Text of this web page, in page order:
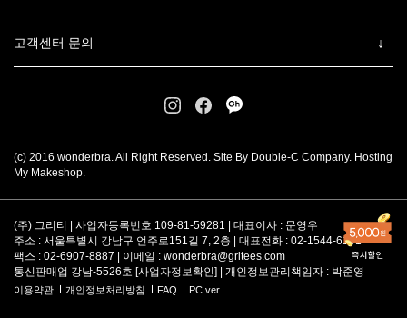
고객센터 문의
(c) 2016 wonderbra. All Right Reserved. Site By Double-C Company. Hosting
My Makeshop.
(주) 그리티 | 사업자등록번호 109-81-59281 | 대표이사 : 문영우
주소 : 서울특별시 강남구 언주로151길 7, 2층 | 대표전화 : 02-1544-6101
팩스 : 02-6907-8887 | 이메일 : wonderbra@gritees.com
통신판매업 강남-5526호 [사업자정보확인] | 개인정보관리책임자 : 박준영
이용약관 개인정보처리방침 FAQ PC ver